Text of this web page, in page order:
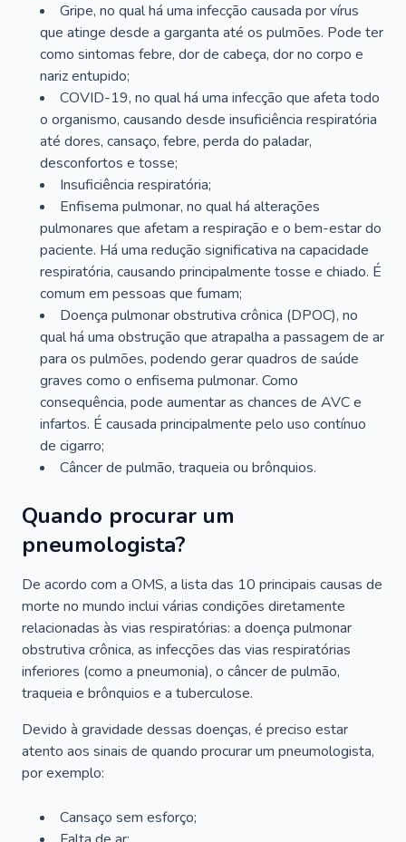
Gripe, no qual há uma infecção causada por vírus
que atinge desde a garganta até os pulmões. Pode ter
como sintomas febre, dor de cabeça, dor no corpo e
nariz entupido;
COVID-19, no qual há uma infecção que afeta todo
o organismo, causando desde insuficiência respiratória
até dores, cansaço, febre, perda do paladar,
desconfortos e tosse;
Insuficiência respiratória;
Enfisema pulmonar, no qual há alterações
pulmonares que afetam a respiração e o bem-estar do
paciente. Há uma redução significativa na capacidade
respiratória, causando principalmente tosse e chiado. É
comum em pessoas que fumam;
Doença pulmonar obstrutiva crônica (DPOC), no
qual há uma obstrução que atrapalha a passagem de ar
para os pulmões, podendo gerar quadros de saúde
graves como o enfisema pulmonar. Como
consequência, pode aumentar as chances de AVC e
infartos. É causada principalmente pelo uso contínuo
de cigarro;
Câncer de pulmão, traqueia ou brônquios.
Quando procurar um
pneumologista?
De acordo com a OMS, a lista das 10 principais causas de
morte no mundo inclui várias condições diretamente
relacionadas às vias respiratórias: a doença pulmonar
obstrutiva crônica, as infecções das vias respiratórias
inferiores (como a pneumonia), o câncer de pulmão,
traqueia e brônquios e a tuberculose.
Devido à gravidade dessas doenças, é preciso estar
atento aos sinais de quando procurar um pneumologista,
por exemplo:
Cansaço sem esforço;